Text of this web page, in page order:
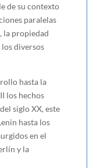
de su contexto
paralelas
la propiedad
diversos
hasta la
los hechos
siglo XX, este
hasta los
en el
y la